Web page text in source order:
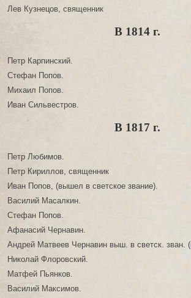
Лев Кузнецов, священник
В 1814 г.
Петр Карпинский.
Стефан Попов.
Михаил Попов.
Иван Сильвестров.
В 1817 г.
Петр Любимов.
Петр Кириллов, священник
Иван Попов, (вышел в светское звание).
Василий Масалкин.
Стефан Попов.
Афанасий Чернавин.
Андрей Матвеев Чернавин выш. в светск. зван.
Николай Флоровский.
Матфей Пьянков.
Василий Максимов.